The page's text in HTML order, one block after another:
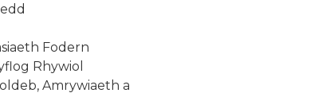
Fodern
Rhywiol
Amrywiaeth a